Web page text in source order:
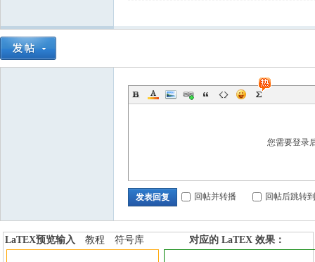
您需要登录
发表回复 回帖并转播 回帖后跳转
LaTEX预览输入 教程
符号库
对应的 LaTEX 效果：